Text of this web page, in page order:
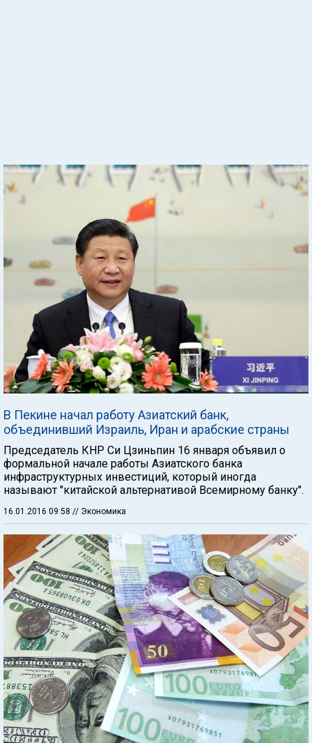
В Пекине начал работу Азиатский банк,
объединивший Израиль, Иран и арабские страны
Председатель КНР Си Цзиньпин 16 января объявил о
формальной начале работы Азиатского банка
инфраструктурных инвестиций, который иногда
называют "китайской альтернативой Всемирному банку".
16.01.2016 09:58 // Экономика